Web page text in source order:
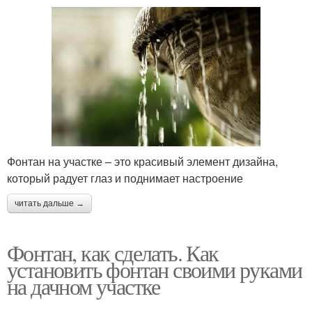
Фонтан на участке – это красивый элемент дизайна,
который радует глаз и поднимает настроение
читать дальше →
Фонтан, как сделать. Как
установить фонтан своими руками
на дачном участке